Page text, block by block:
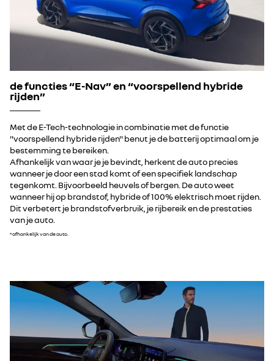
de functies “E-Nav” en “voorspellend hybride
rijden”
Met de E-Tech-technologie in combinatie met de functie
"voorspellend hybride rijden" benut je de batterij optimaal om je
bestemming te bereiken.
Afhankelijk van waar je je bevindt, herkent de auto precies
wanneer je door een stad komt of een specifiek landschap
tegenkomt. Bijvoorbeeld heuvels of bergen. De auto weet
wanneer hij op brandstof, hybride of 100% elektrisch moet rijden.
Dit verbetert je brandstofverbruik, je rijbereik en de prestaties
van je auto.
*afhankelijk van de auto.